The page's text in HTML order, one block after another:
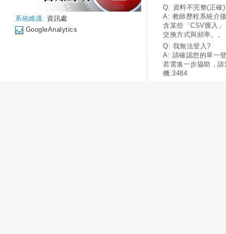
系統維護: 資訊處
GoogleAnalytics
Q: 資料不完整(正確
A: 教師歷程系統介
含某些「CSV匯入
交換方式與頻率。。
Q: 我無法登入?
A: 請確認您的單一
若需進一步協助，
機:3484